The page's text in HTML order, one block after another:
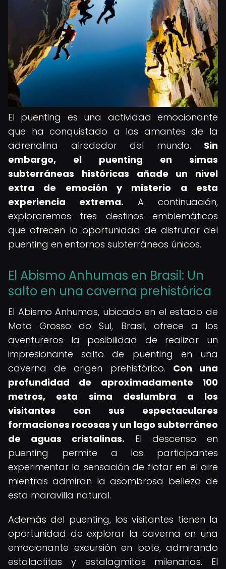
El puenting es una actividad emocionante
que ha conquistado a los amantes de la
adrenalina alrededor del mundo. Sin
embargo, el puenting en simas
subterráneas históricas añade un nivel
extra de emoción y misterio a esta
experiencia extrema. A continuación,
exploraremos tres destinos emblemáticos
que ofrecen la oportunidad de disfrutar del
puenting en entornos subterráneos únicos.
El Abismo Anhumas en Brasil: Un
salto en una caverna prehistórica
El Abismo Anhumas, ubicado en el estado de
Mato Grosso do Sul, Brasil, ofrece a los
aventureros la posibilidad de realizar un
impresionante salto de puenting en una
caverna de origen prehistórico. Con una
profundidad de aproximadamente 100
metros, esta sima deslumbra a los
visitantes con sus espectaculares
formaciones rocosas y un lago subterráneo
de aguas cristalinas. El descenso en
puenting permite a los participantes
experimentar la sensación de flotar en el aire
mientras admiran la asombrosa belleza de
esta maravilla natural.
Además del puenting, los visitantes tienen la
oportunidad de explorar la caverna en una
emocionante excursión en bote, admirando
estalactitas y estalagmitas milenarias. El